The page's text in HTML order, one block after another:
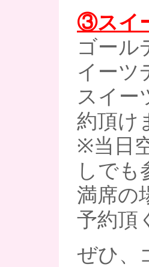
③スイ
ゴール
イーツ
スイー
約頂け
※当日
しでも
満席の
予約頂
ぜひ、